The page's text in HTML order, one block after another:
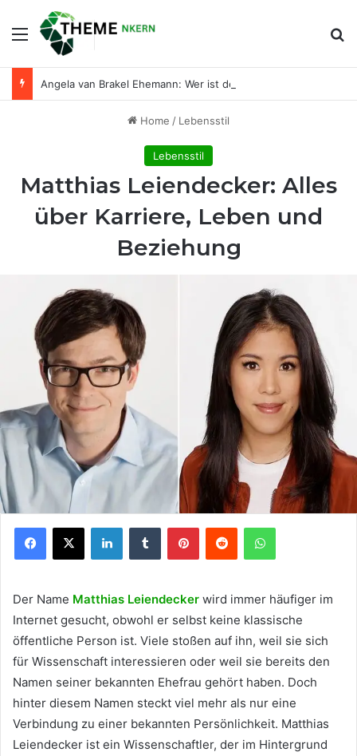
Menu
Home / Lebensstil
Lebensstil
Matthias Leiendecker: Alles
über Karriere, Leben und
Beziehung
Facebook
X LinkedInTumblr PinterestReddit WhatsApp
Der Name Matthias Leiendecker wird immer häufiger im
Internet gesucht, obwohl er selbst keine klassische
öffentliche Person ist. Viele stoßen auf ihn, weil sie sich
für Wissenschaft interessieren oder weil sie bereits den
Namen seiner bekannten Ehefrau gehört haben. Doch
hinter diesem Namen steckt viel mehr als nur eine
Verbindung zu einer bekannten Persönlichkeit. Matthias
Leiendecker ist ein Wissenschaftler, der im Hintergrund